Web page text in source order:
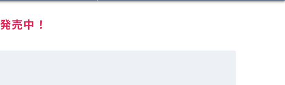
売中！